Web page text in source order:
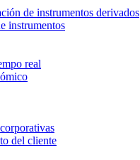
de instrumentos derivados
instrumentos
real
del cliente